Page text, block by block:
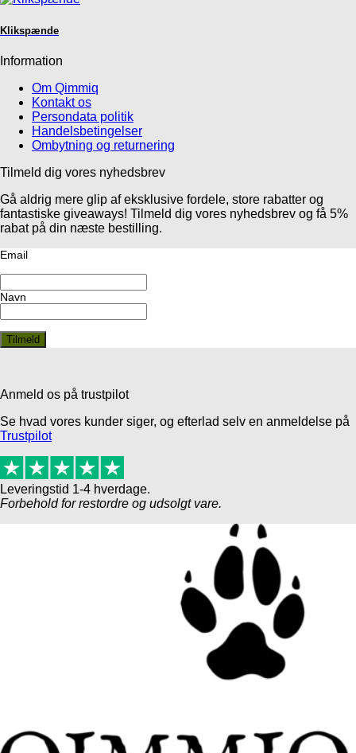
Klikspænde
Information
Om Qimmiq
Kontakt os
Persondata politik
Handelsbetingelser
Ombytning og returnering
Tilmeld dig vores nyhedsbrev
Gå aldrig mere glip af eksklusive fordele, store rabatter og
fantastiske giveaways! Tilmeld dig vores nyhedsbrev og få 5%
rabat på din næste bestilling.
Email
Navn
Anmeld os på trustpilot
Se hvad vores kunder siger, og efterlad selv en anmeldelse på
Trustpilot
Leveringstid 1-4 hverdage.
Forbehold for restordre og udsolgt vare.